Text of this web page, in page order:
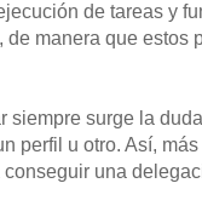
de tareas y
manera que
siempre surge la
perfil u otro. Así,
una